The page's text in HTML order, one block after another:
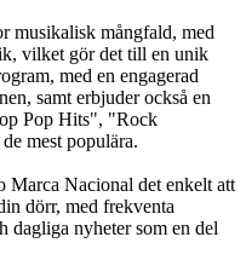
musikalisk mångfald, med
vilket gör det till en unik
med en engagerad
samt erbjuder också en
Pop Hits", "Rock
mest populära.
Marca Nacional det enkelt att
dörr, med frekventa
dagliga nyheter som en del